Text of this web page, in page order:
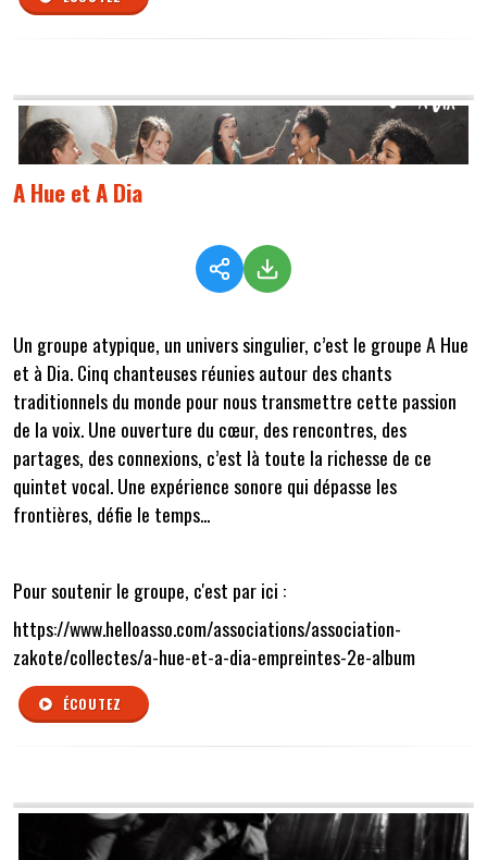
A Hue et A Dia
Un groupe atypique, un univers singulier, c’est le groupe A Hue
et à Dia. Cinq chanteuses réunies autour des chants
traditionnels du monde pour nous transmettre cette passion
de la voix. Une ouverture du cœur, des rencontres, des
partages, des connexions, c’est là toute la richesse de ce
quintet vocal. Une expérience sonore qui dépasse les
frontières, défie le temps...
Pour soutenir le groupe, c'est par ici :
https://www.helloasso.com/associations/association-
zakote/collectes/a-hue-et-a-dia-empreintes-2e-album
ÉCOUTEZ